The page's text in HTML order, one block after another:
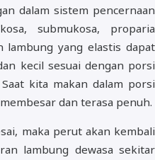
dalam sistem pencernaan
submukosa, proparia
lambung yang elastis dapat
kecil sesuai dengan porsi
kita makan dalam porsi
dan terasa penuh.
maka perut akan kembali
lambung dewasa sekitar